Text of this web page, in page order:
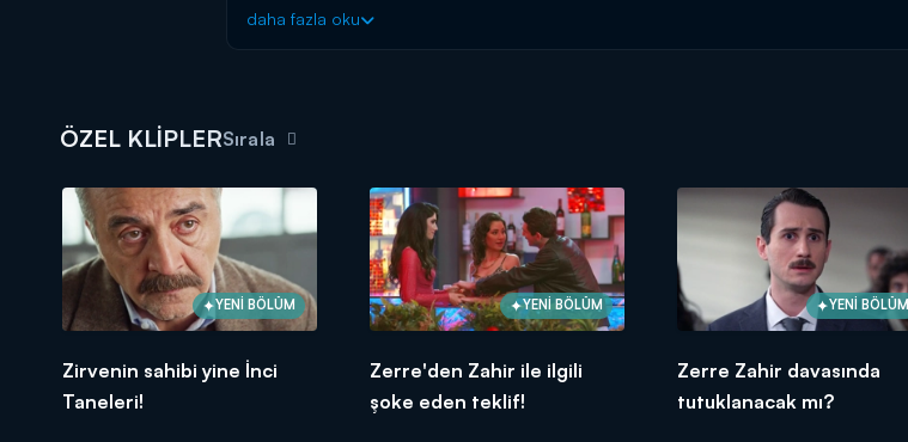
daha fazla oku
ÖZEL KLİPLERSırala
YENİ BÖLÜM
Zirvenin sahibi yine İnci
Taneleri!
YENİ BÖLÜM
Zerre'den Zahir ile ilgili
şoke eden teklif!
YENİ BÖLÜM
Zerre Zahir davasında
tutuklanacak mı?